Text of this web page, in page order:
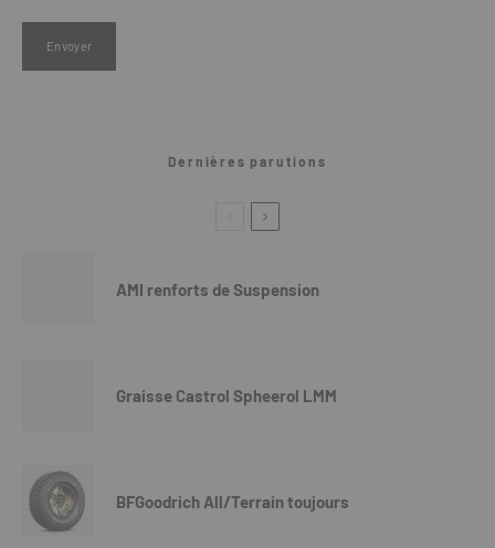
Dernières parutions
AMI renforts de Suspension
Graisse Castrol Spheerol LMM
BFGoodrich All/Terrain toujours